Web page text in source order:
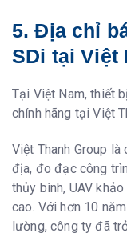
5. Địa chỉ
SDi tại Việt
Tại Việt Nam, thiết
chính hãng tại Việt
Việt Thanh Group
địa, đo đạc công
thủy bình, UAV
cao. Với hơn 10
lường, công ty đã